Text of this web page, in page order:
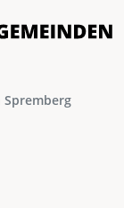
Spremberg